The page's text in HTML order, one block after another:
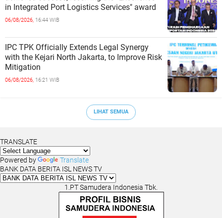
in Integrated Port Logistics Services" award
06/08/2026, 16:44 WIB
IPC TPK Officially Extends Legal Synergy
with the Kejari North Jakarta, to Improve Risk
Mitigation
06/08/2026, 16:21 WIB
LIHAT SEMUA
TRANSLATE
Powered by
Translate
BANK DATA BERITA ISL NEWS TV
1.PT Samudera Indonesia Tbk.